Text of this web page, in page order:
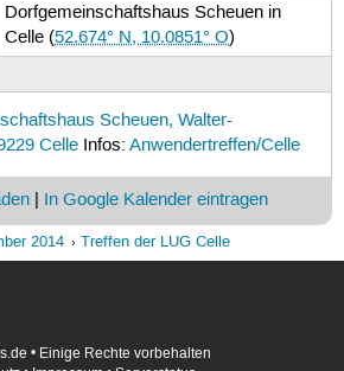
Dorfgemeinschaftshaus Scheuen in
Celle (52.674° N, 10.0851° O)
Scheuen, Walter-
Celle Infos:Anwendertreffen/Celle
| In Google Kalender eintragen
2014 Treffen der LUG Celle
• Einige Rechte vorbehalten